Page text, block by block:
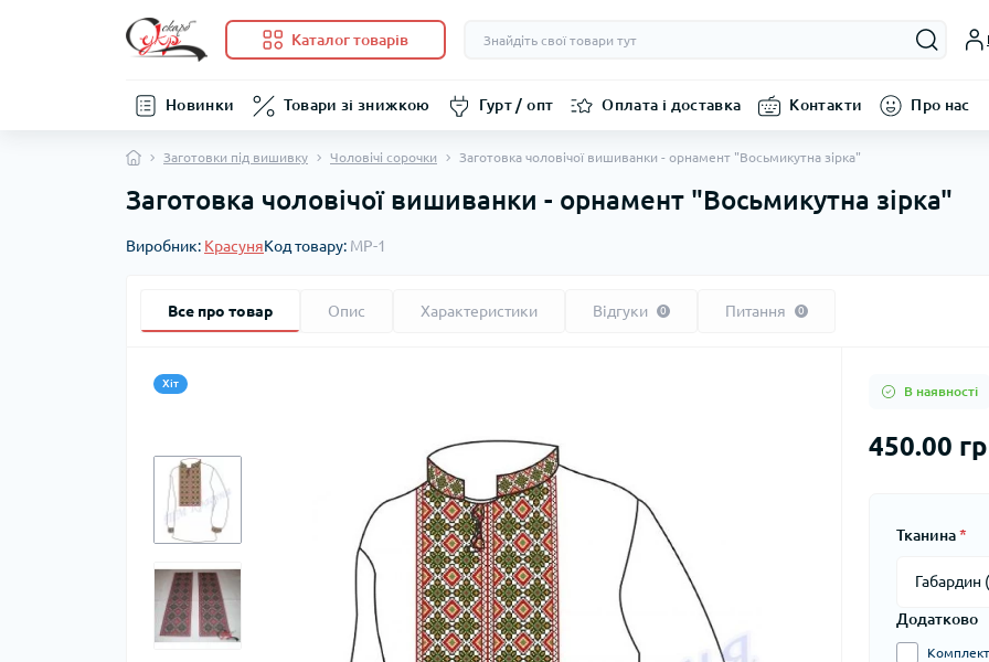
Каталог товарів
Новинки Товари зі знижкою Гурт / опт Оплата і доставка Контакти Про нас
Заготовки під вишивку Чоловічі сорочки Заготовка чоловічої вишиванки - орнамент "Восьмикутна зірка"
Заготовка чоловічої вишиванки - орнамент "Восьмикутна зірка"
Виробник: КрасуняКод товару: МР-1
Все про товар Опис Характеристики Відгуки 0 Питання 0
Хіт
В наявності
450.00
Тканина*
Додатково
Комплект